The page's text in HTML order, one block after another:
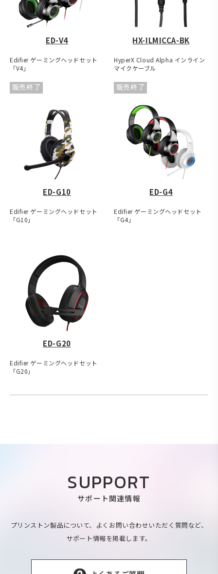
ED-V4
Edifier ゲーミングヘッドセット
「V4」
HX-ILMICCA-BK
HyperX Cloud Alpha インライン
マイクケーブル
販売終了
ED-G10
Edifier ゲーミングヘッドセット
「G10」
販売終了
ED-G4
Edifier ゲーミングヘッドセット
「G4」
ED-G20
Edifier ゲーミングヘッドセット
「G20」
SUPPORT
サポート関連情報
プリンストン製品について、よくお問い合わせいただく質問など、
サポート情報を掲載します。